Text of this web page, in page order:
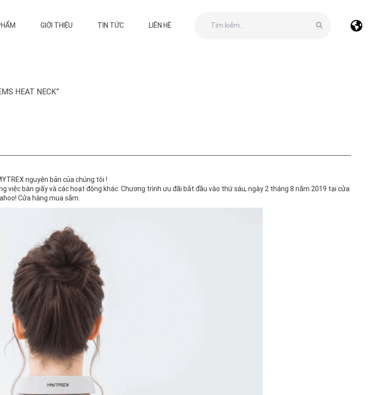
GIỚI THIỆU TIN TỨC LIÊN HỆ
HEAT NECK”
nguyên bản của chúng tôi !
việc bàn giấy và các hoạt động khác. Chương trình ưu đãi bắt đầu vào thứ sáu, ngày 2 tháng 8 năm 2019 tại cửa
Cửa hàng mua sắm.